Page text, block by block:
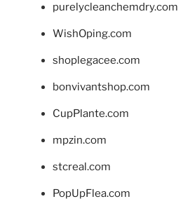
purelycleanchemdry.com
WishOping.com
shoplegacee.com
bonvivantshop.com
CupPlante.com
mpzin.com
stcreal.com
PopUpFlea.com